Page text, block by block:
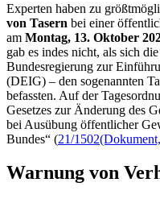
Experten haben zu
von Tasern bei einer
am Montag, 13. Oktober
gab es indes nicht, als sich
Bundesregierung zur
(DEIG) – den sogenannten
befassten. Auf der
Gesetzes zur Änderung des
bei Ausübung öffentlicher
Bundes“ (21/1502
Warnung von